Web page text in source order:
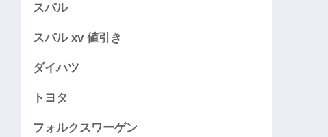
スバル
スバル xv 値引き
ダイハツ
トヨタ
フォルクスワーゲン